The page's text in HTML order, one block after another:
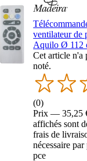
ventilateur de
Aquilo Ø 112
Cet article n'a
noté.
(0)
Prix — 35,25
affichés sont
frais de
nécessaire par
pce